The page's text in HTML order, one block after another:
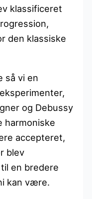
klassificeret
den klassiske
så vi en
og Debussy
harmoniske
accepteret,
blev
en bredere
kan være.